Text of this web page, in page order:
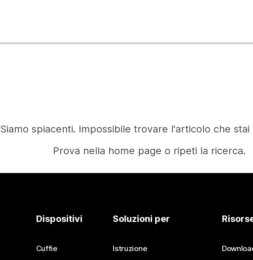
Siamo spiacenti. Impossibile trovare l'articolo che stai
Prova nella home page o ripeti la ricerca.
Occorre una risposta?
Invia una domanda
Dispositivi
Cuffie
Soluzioni per
Istruzione